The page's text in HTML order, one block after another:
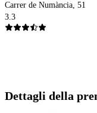
Carrer de Numància, 51
3.3
Dettagli della